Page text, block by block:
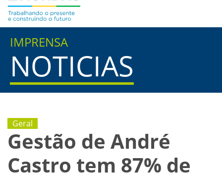
IMPRENSA
NOTICIAS
Geral
Gestão de André
Castro tem 87% de